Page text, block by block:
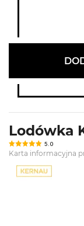
Lodówka
5.0
Karta informacyjna